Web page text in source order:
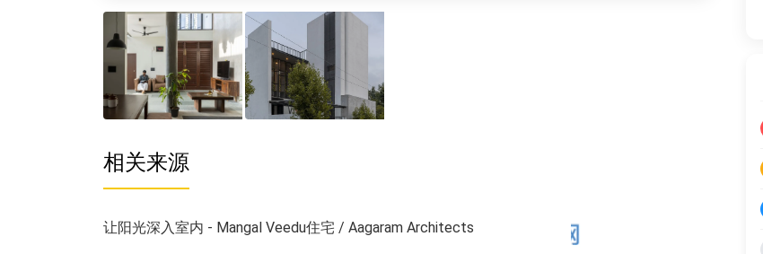
相关来源
让阳光深入室内 - Mangal Veedu住宅 / Aagaram Architects